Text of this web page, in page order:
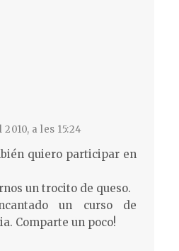
a les 15:24
quiero participar en
un trocito de queso.
un curso de
Comparte un poco!